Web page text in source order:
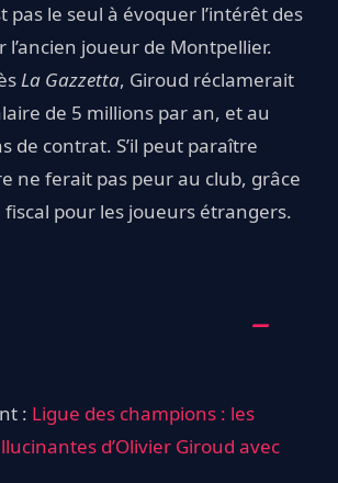
pas le seul à évoquer l’intérêt des
l’ancien joueur de Montpellier.
La Gazzetta, Giroud réclamerait
de 5 millions par an, et au
de contrat. S’il peut paraître
ne ferait pas peur au club, grâce
pour les joueurs étrangers.
: Ligue des champions : les
d’Olivier Giroud avec